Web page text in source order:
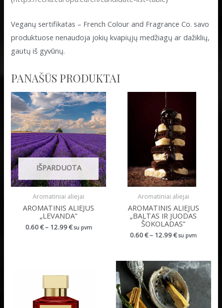
Veganų sertifikatas – French Colour and Fragrance Co. savo
produktuose nenaudoja jokių kvapiųjų medžiagų ar dažiklių,
gautų iš gyvūnų.
PANAŠŪS PRODUKTAI
IŠPARDUOTA
Aromatiniai aliejai
AROMATINIS ALIEJUS
„LEVANDA”
0.60€– 12.99€ su pvm
Aromatiniai aliejai
AROMATINIS ALIEJUS
„BALTAS IR JUODAS
ŠOKOLADAS”
0.60€– 12.99€ su pvm